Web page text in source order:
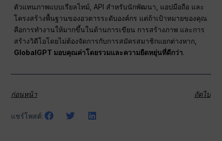
ตัวแทนภาพแบบเรียลไทม์, API สำหรับนักพัฒนา, แอปมือถือ และ
โครงสร้างพื้นฐานของอวตารระดับองค์กร แต่ถ้าเป้าหมายของคุณ
คือการทำงานให้มากขึ้นในด้านการเขียน การสร้างภาพ และการ
สร้างวิดีโอโดยไม่ต้องจัดการกับการสมัครสมาชิกแยกต่างหาก,
GlobalGPT มอบคุณค่าโดยรวมและความยืดหยุ่นที่ดีกว่า.
ก่อนหน้า ถัดไป
แชร์โพสต์: